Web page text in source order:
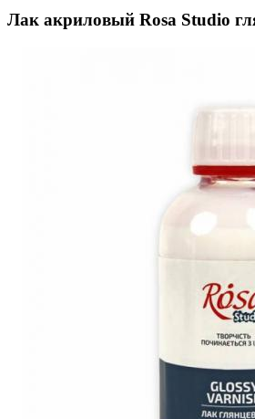
Лак акриловый Rosa Studio